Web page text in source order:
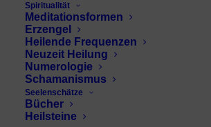
Spiritualität
Meditationsformen
Erzengel
Heilende Frequenzen
Neuzeit Heilung
Numerologie
Schamanismus
Seelenschätze
Bücher
Heilsteine